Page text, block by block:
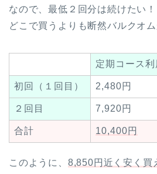
なので、最低２回分は続けたい
どこで買うよりも断然バルクオ
定期コース利
初回（１回目） 2,480円
２回目 7,920円
合計 10,400円
このように、 8,850円近く安く買